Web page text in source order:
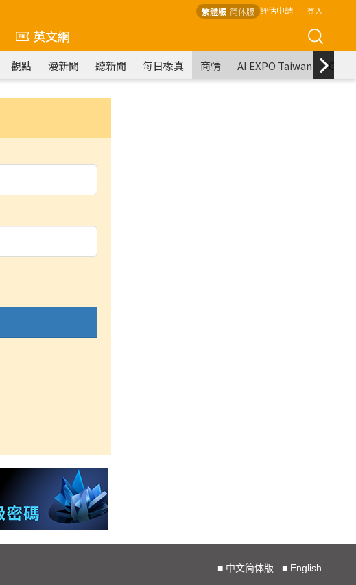
繁體版 简体版 評估申請 登入
英文網
觀點 漫新聞 聽新聞 每日椽真 商情 AI EXPO Taiwan
■ 中文简体版 ■ English